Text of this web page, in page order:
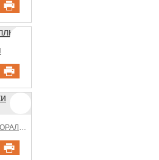
ЯРКИЕ РАСКРАСКИ КОРАЛЛЫ